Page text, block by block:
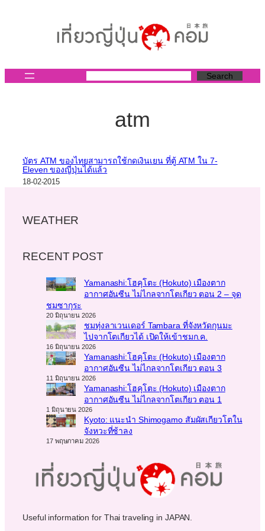
Search
atm
บัตร ATM ของไทยสามารถใช้กดเงินเยน ที่ตู้ ATM ใน 7-
Eleven ของญี่ปุ่นได้แล้ว
18-02-2015
WEATHER
RECENT POST
Yamanashi:โฮคุโตะ (Hokuto) เมืองตาก
อากาศอันซีน ไม่ไกลจากโตเกียว ตอน 2 – จุด
ชมซากุระ
20 มิถุนายน 2026
ชมทุ่งลาเวนเดอร์ Tambara ที่จังหวัดกุนมะ
ไปจากโตเกียวได้ เปิดให้เข้าชมก.ค.
16 มิถุนายน 2026
Yamanashi:โฮคุโตะ (Hokuto) เมืองตาก
อากาศอันซีน ไม่ไกลจากโตเกียว ตอน 3
11 มิถุนายน 2026
Yamanashi:โฮคุโตะ (Hokuto) เมืองตาก
อากาศอันซีน ไม่ไกลจากโตเกียว ตอน 1
1 มิถุนายน 2026
Kyoto: แนะนำ Shimogamo สัมผัสเกียวโตใน
จังหวะที่ช้าลง
17 พฤษภาคม 2026
Useful information for Thai traveling in JAPAN.